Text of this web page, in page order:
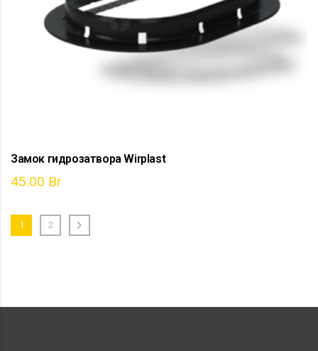
Замок гидрозатвора Wirplast
45.00 Br
1 2